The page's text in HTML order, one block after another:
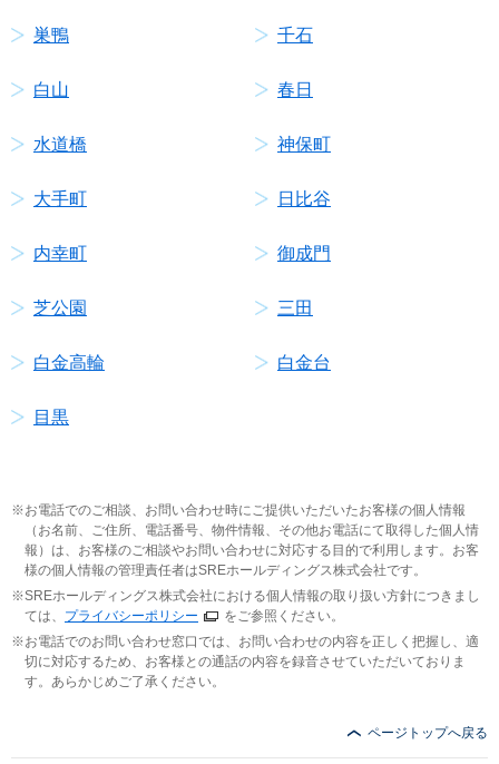
巣鴨 千石
白山 春日
水道橋 神保町
大手町 日比谷
内幸町 御成門
芝公園 三田
白金高輪 白金台
目黒
お電話でのご相談、お問い合わせ時にご提供いただいたお客様の個人情報
（お名前、ご住所、電話番号、物件情報、その他お電話にて取得した個人情
報）は、お客様のご相談やお問い合わせに対応する目的で利用します。お客
様の個人情報の管理責任者はSREホールディングス株式会社です。
SREホールディングス株式会社における個人情報の取り扱い方針につきまし
ては、 プライバシーポリシー
をご参照ください。
お電話でのお問い合わせ窓口では、お問い合わせの内容を正しく把握し、適
切に対応するため、お客様との通話の内容を録音させていただいておりま
す。あらかじめご了承ください。
ページトップへ戻る